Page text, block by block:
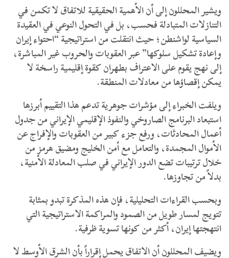
و​يشير المحللون إلى أن الأهمية الحقيقية للاتفاق لا تكمن في
التنازلات المتبادلة فحسب، بل في التحول النوعي في العقيدة
السياسية لواشنطن؛ حيث انتقلت من استراتيجية “احتواء إيران
وإعادة تشكيل سلوكها” عبر العقوبات والحروب غير المباشرة،
إلى نهج يقوم على الاعتراف بطهران كقوة إقليمية راسخة لا
يمكن إقصاؤها من معادلات المنطقة.
​ويلفت الخبراء إلى مؤشرات جوهرية تدعم هذا التقييم أبرزها
استبعاد البرنامج الصاروخي والنفوذ الإقليمي الإيراني من جدول
أعمال المحادثات، ورفع جزء كبير من العقوبات والإفراج عن
الأموال المجمدة، والتعامل مع أمن الخليج ومضيق هرمز من
خلال ترتيبات تضع الدور الإيراني في صلب المعادلة الأمنية،
بدلاً من تجاوزها.
​وبحسب القراءات التحليلية، فإن هذه المذكرة تبدو بمثابة
تتويج لمسار طويل من الصمود والمراكمة الاستراتيجية التي
انتهجتها إيران، أكثر من كونها تسوية ظرفية.
ويضيف المحللون أن الاتفاق يحمل إقراراً بأن الشرق الأوسط لا